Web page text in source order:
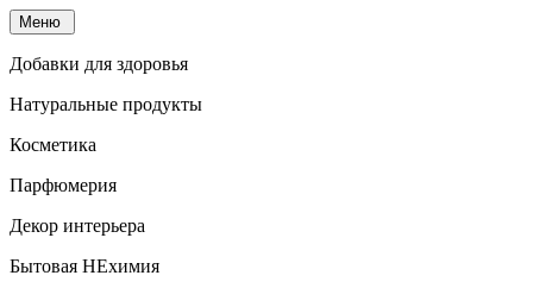
Меню
Добавки для здоровья
Натуральные продукты
Косметика
Парфюмерия
Декор интерьера
Бытовая НЕхимия